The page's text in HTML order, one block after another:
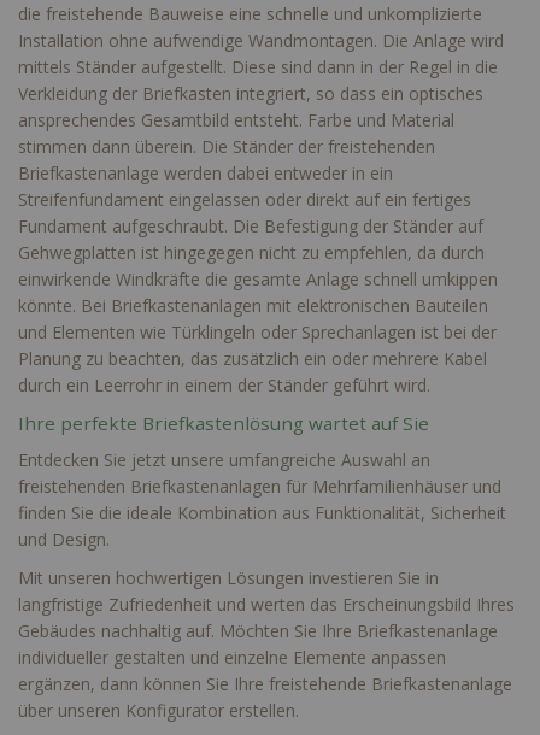
die freistehende Bauweise eine schnelle und unkomplizierte
Installation ohne aufwendige Wandmontagen. Die Anlage wird
mittels Ständer aufgestellt. Diese sind dann in der Regel in die
Verkleidung der Briefkasten integriert, so dass ein optisches
ansprechendes Gesamtbild entsteht. Farbe und Material
stimmen dann überein. Die Ständer der freistehenden
Briefkastenanlage werden dabei entweder in ein
Streifenfundament eingelassen oder direkt auf ein fertiges
Fundament aufgeschraubt. Die Befestigung der Ständer auf
Gehwegplatten ist hingegegen nicht zu empfehlen, da durch
einwirkende Windkräfte die gesamte Anlage schnell umkippen
könnte. Bei Briefkastenanlagen mit elektronischen Bauteilen
und Elementen wie Türklingeln oder Sprechanlagen ist bei der
Planung zu beachten, das zusätzlich ein oder mehrere Kabel
durch ein Leerrohr in einem der Ständer geführt wird.
Ihre perfekte Briefkastenlösung wartet auf Sie
Entdecken Sie jetzt unsere umfangreiche Auswahl an
freistehenden Briefkastenanlagen für Mehrfamilienhäuser und
finden Sie die ideale Kombination aus Funktionalität, Sicherheit
und Design.
Mit unseren hochwertigen Lösungen investieren Sie in
langfristige Zufriedenheit und werten das Erscheinungsbild Ihres
Gebäudes nachhaltig auf. Möchten Sie Ihre Briefkastenanlage
individueller gestalten und einzelne Elemente anpassen
ergänzen, dann können Sie Ihre freistehende Briefkastenanlage
über unseren Konfigurator erstellen.